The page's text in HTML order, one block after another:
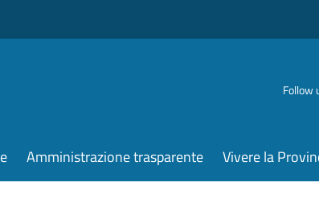
Follow
Amministrazione trasparente Vivere la